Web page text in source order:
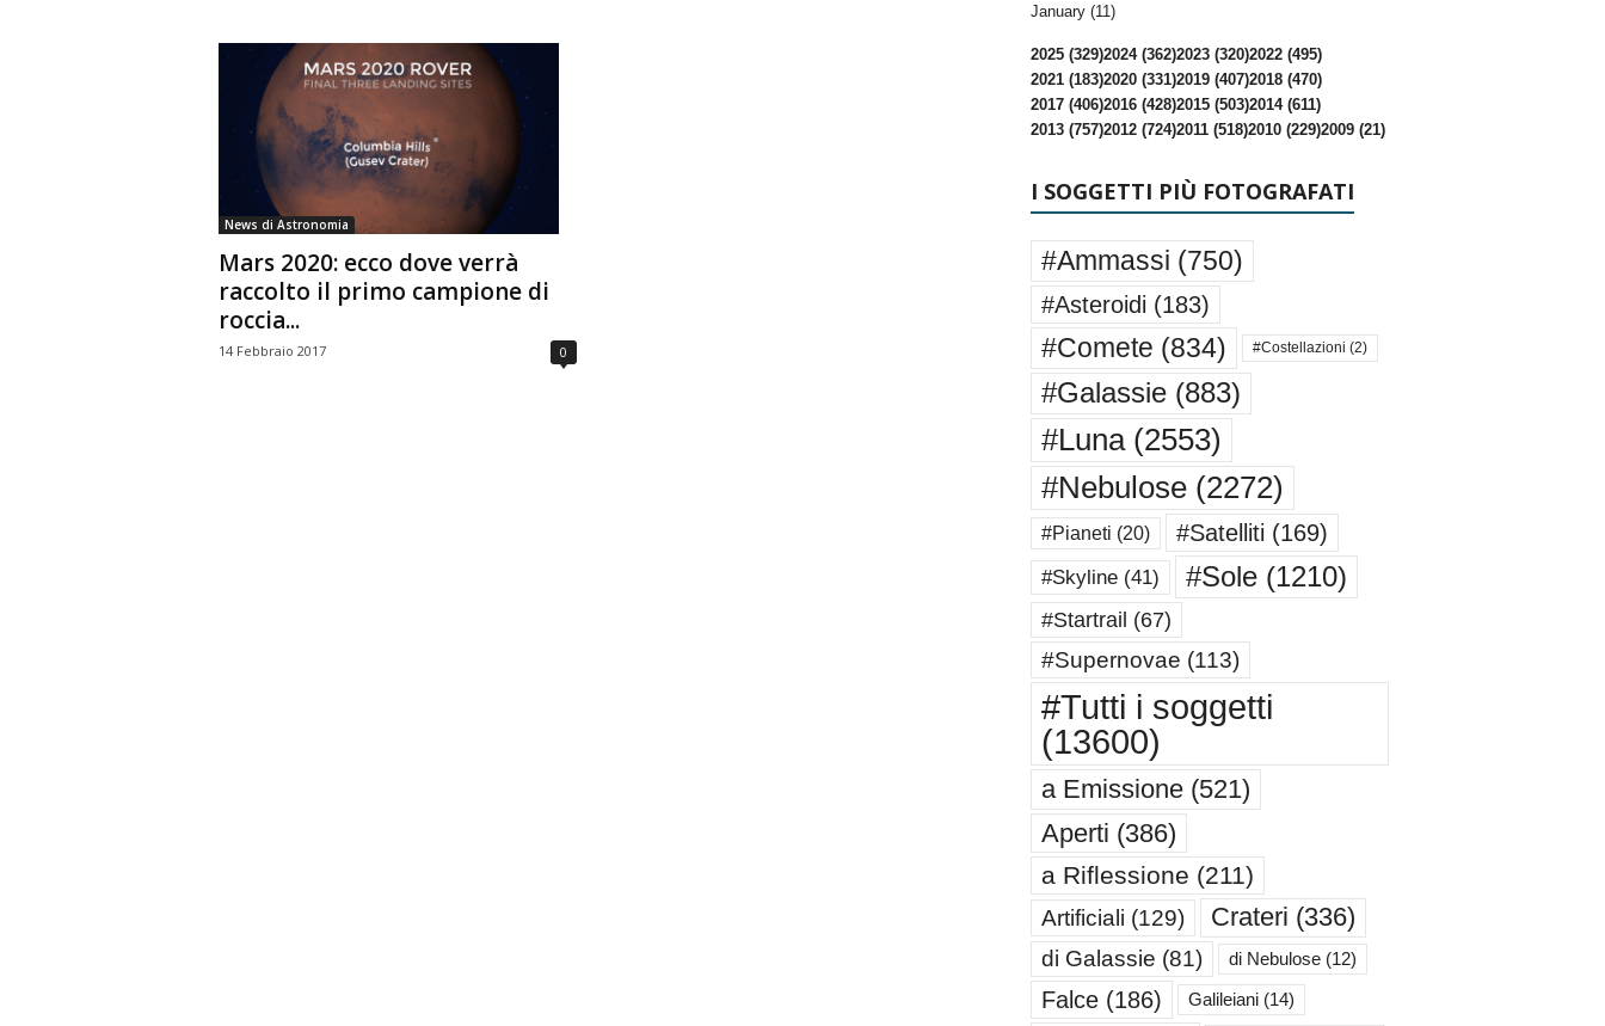
News di Astronomia
Mars 2020: ecco dove verrà
raccolto il primo campione di
roccia...
14 Febbraio 2017 0
January (11)
2025 (329)2024 (362)2023 (320)2022 (495)
2021 (183)2020 (331)2019 (407)2018 (470)
2017 (406)2016 (428)2015 (503)2014 (611)
2013 (757)2012 (724)2011 (518)2010 (229)2009 (21)
I SOGGETTI PIÙ FOTOGRAFATI
#Ammassi (750)
#Asteroidi (183)
#Comete (834) #Costellazioni (2)
#Galassie(883)
#Luna(2553)
#Nebulose(2272)
#Pianeti (20) #Satelliti (169)
#Skyline(41) #Sole(1210)
#Startrail (67)
#Supernovae (113)
#Tutti i soggetti
(13600)
a Emissione(521)
Aperti (386)
a Riflessione (211)
Artificiali (129) Crateri (336)
di Galassie (81) di Nebulose(12)
Falce(186) Galileiani(14)